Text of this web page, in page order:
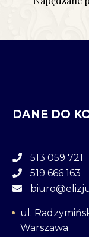
DANE DO
513 059 721
519 666 163
ul.
Warszawa